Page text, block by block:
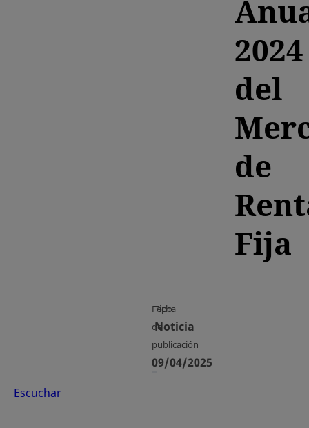
2024
del
de
Fija
Fecha
de
publicación
09/04/2025
Tipo
Noticia
Escuchar